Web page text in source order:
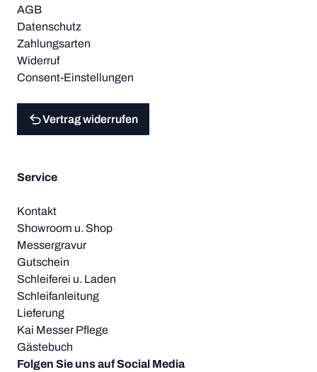
AGB
Datenschutz
Zahlungsarten
Widerruf
Consent-Einstellungen
Vertrag widerrufen
Service
Kontakt
Showroom u. Shop
Messergravur
Gutschein
Schleiferei u. Laden
Schleifanleitung
Lieferung
Kai Messer Pflege
Gästebuch
Folgen Sie uns auf Social Media